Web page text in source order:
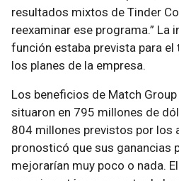
resultados mixtos de Tinder
reexaminar ese programa.” La
función estaba prevista para
los planes de la empresa.
Los beneficios de Match
situaron en 795 millones de
804 millones previstos por los
pronosticó que sus ganancias
mejorarían muy poco o nada.